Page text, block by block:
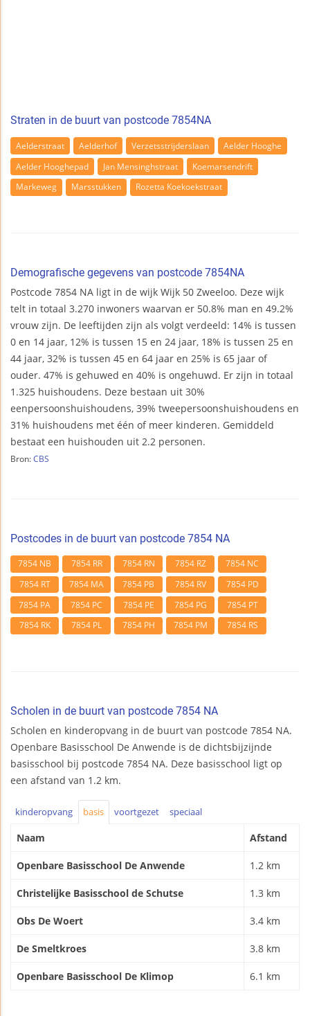
Straten in de buurt van postcode 7854NA
Aelderstraat Aelderhof Verzetsstrijderslaan
Aelder Hooghe
Aelder Hooghepad
Jan Mensinghstraat
Koemarsendrift
Markeweg
Marsstukken Rozetta Koekoekstraat
Demografische gegevens van postcode 7854NA
Postcode 7854 NA ligt in de wijk Wijk 50 Zweeloo. Deze wijk
telt in totaal 3.270 inwoners waarvan er 50.8% man en 49.2%
vrouw zijn. De leeftijden zijn als volgt verdeeld: 14% is tussen
0 en 14 jaar, 12% is tussen 15 en 24 jaar, 18% is tussen 25 en
44 jaar, 32% is tussen 45 en 64 jaar en 25% is 65 jaar of
ouder. 47% is gehuwed en 40% is ongehuwd. Er zijn in totaal
1.325 huishoudens. Deze bestaan uit 30%
eenpersoonshuishoudens, 39% tweepersoonshuishoudens en
31% huishoudens met één of meer kinderen. Gemiddeld
bestaat een huishouden uit 2.2 personen.
Bron: CBS
Postcodes in de buurt van postcode 7854 NA
7854 NB 7854 RR 7854 RN 7854 RZ
7854 NC
7854 RT
7854 MA 7854 PB 7854 RV
7854 PD
7854 PA
7854 PC 7854 PE 7854 PG
7854 PT
7854 RK
7854 PL 7854 PH 7854 PM 7854 RS
Scholen in de buurt van postcode 7854 NA
Scholen en kinderopvang in de buurt van postcode 7854 NA.
Openbare Basisschool De Anwende is de dichtsbijzijnde
basisschool bij postcode 7854 NA. Deze basisschool ligt op
een afstand van 1.2 km.
kinderopvang basis voortgezet speciaal
Naam Afstand
Openbare Basisschool De Anwende 1.2 km
Christelijke Basisschool de Schutse 1.3 km
Obs De Woert 3.4 km
De Smeltkroes 3.8 km
Openbare Basisschool De Klimop 6.1 km